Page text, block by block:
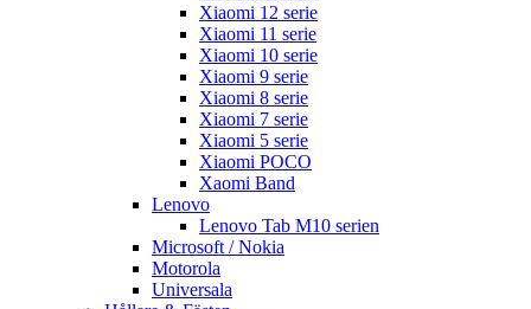
Xiaomi 12 serie
Xiaomi 11 serie
Xiaomi 10 serie
Xiaomi 9 serie
Xiaomi 8 serie
Xiaomi 7 serie
Xiaomi 5 serie
Xiaomi POCO
Xaomi Band
Lenovo
Lenovo Tab M10 serien
Microsoft / Nokia
Motorola
Universala